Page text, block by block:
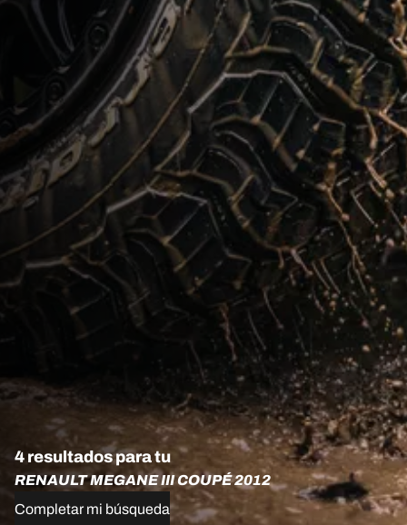
4 resultados para tu
RENAULT MEGANE III COUPÉ 2012
Completar mi búsqueda